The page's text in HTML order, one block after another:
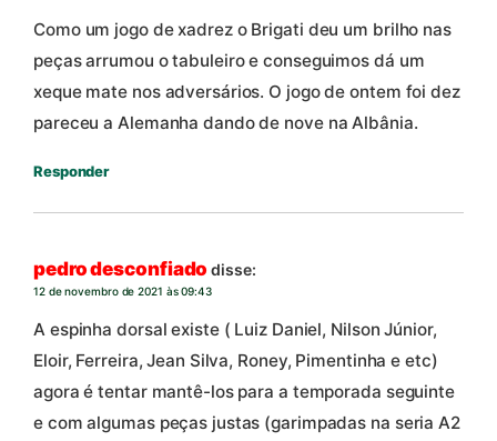
Como um jogo de xadrez o Brigati deu um brilho nas
peças arrumou o tabuleiro e conseguimos dá um
xeque mate nos adversários. O jogo de ontem foi dez
pareceu a Alemanha dando de nove na Albânia.
Responder
pedro desconfiado disse:
12 de novembro de 2021 às 09:43
A espinha dorsal existe ( Luiz Daniel, Nilson Júnior,
Eloir, Ferreira, Jean Silva, Roney, Pimentinha e etc)
agora é tentar mantê-los para a temporada seguinte
e com algumas peças justas (garimpadas na seria A2